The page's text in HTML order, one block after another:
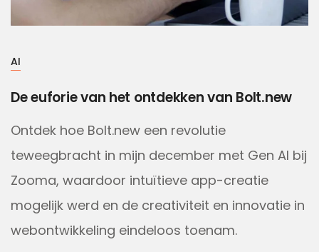
AI
De euforie van het ontdekken van Bolt.new
Ontdek hoe Bolt.new een revolutie
teweegbracht in mijn december met Gen AI bij
Zooma, waardoor intuïtieve app-creatie
mogelijk werd en de creativiteit en innovatie in
webontwikkeling eindeloos toenam.